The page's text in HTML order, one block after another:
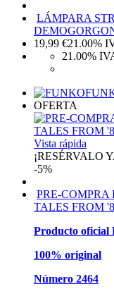
LÁMPARA
19,99 €21.00%
21.00%
OFERTA
Vista rápida
¡RESÉRVALO
-5%
PRE-COMPRA
TALES FROM
Producto oficial
100% original
Número 2464